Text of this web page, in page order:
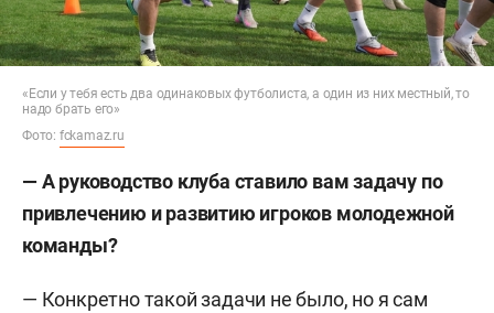
«Если у тебя есть два одинаковых футболиста, а один из них местный, то
надо брать его»
Фото: fckamaz.ru
— А руководство клуба ставило вам задачу по
привлечению и развитию игроков молодежной
команды?
— Конкретно такой задачи не было, но я сам